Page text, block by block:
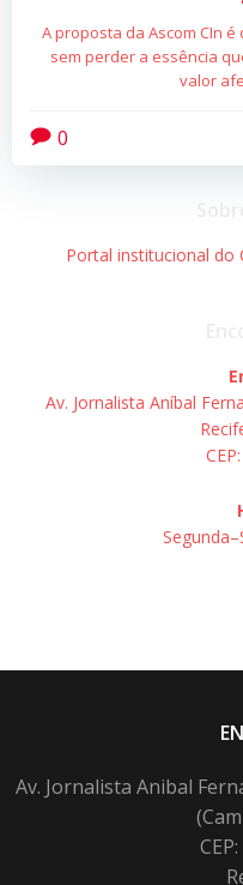
A proposta da Ascom CIn
sem perder a essência
valor
0
Portal institucional do
Av. Jornalista Aníbal
Av. Jornalista Anibal